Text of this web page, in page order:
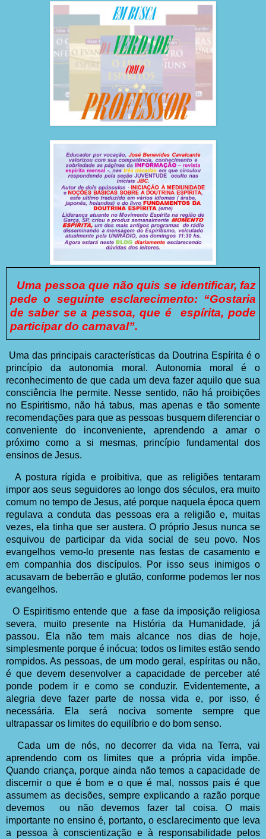
Uma pessoa que não quis se identificar, faz
pede o seguinte esclarecimento: “Gostaria
de saber se a pessoa, que é
espírita, pode
participar do carnaval”.
Uma das principais características da Doutrina Espírita é o
princípio da autonomia moral. Autonomia moral é o
reconhecimento de que cada um deva fazer aquilo que sua
consciência lhe permite. Nesse sentido, não há proibições
no Espiritismo, não há tabus, mas apenas e tão somente
recomendações para que as pessoas busquem diferenciar o
conveniente do inconveniente, aprendendo a amar o
próximo como a si mesmas, princípio fundamental dos
ensinos de Jesus.
A postura rígida e proibitiva, que as religiões tentaram
impor aos seus seguidores ao longo dos séculos, era muito
comum no tempo de Jesus, até porque naquela época quem
regulava a conduta das pessoas era a religião e, muitas
vezes, ela tinha que ser austera. O próprio Jesus nunca se
esquivou de participar da vida social de seu povo. Nos
evangelhos vemo-lo presente nas festas de casamento e
em companhia dos discípulos. Por isso seus inimigos o
acusavam de beberrão e glutão, conforme podemos ler nos
evangelhos.
O Espiritismo entende que
a fase da imposição religiosa
severa, muito presente na História da Humanidade, já
passou. Ela não tem mais alcance nos dias de hoje,
simplesmente porque é inócua; todos os limites estão sendo
rompidos. As pessoas, de um modo geral, espíritas ou não,
é que devem desenvolver a capacidade de perceber até
ponde podem ir e como se conduzir. Evidentemente, a
alegria deve fazer parte de nossa vida e, por isso, é
necessária. Ela será nociva somente sempre que
ultrapassar os limites do equilíbrio e do bom senso.
Cada um de nós, no decorrer da vida na Terra, vai
aprendendo com os limites que a própria vida impõe.
Quando criança, porque ainda não temos a capacidade de
discernir o que é bom e o que é mal, nossos pais é que
assumem as decisões, sempre explicando a razão porque
devemos
ou não devemos fazer tal coisa. O mais
importante no ensino é, portanto, o esclarecimento que leva
a pessoa à conscientização e à responsabilidade pelos